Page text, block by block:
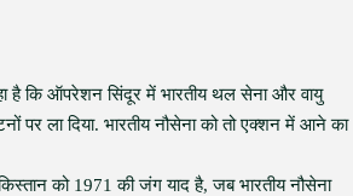
है कि ऑपरेशन सिंदूर में भारतीय थल सेना और वायु
पर ला दिया. भारतीय नौसेना को तो एक्शन में आने का
को 1971 की जंग याद है, जब भारतीय नौसेना